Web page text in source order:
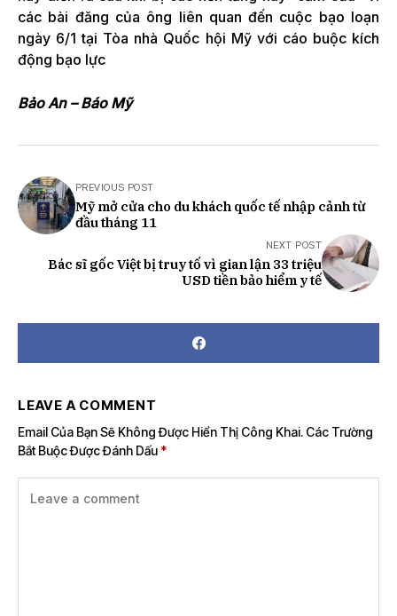
các bài đăng của ông liên quan đến cuộc bạo loạn
ngày 6/1 tại Tòa nhà Quốc hội Mỹ với cáo buộc kích
động bạo lực
Bảo An – Báo Mỹ
PREVIOUS POST
Mỹ mở cửa cho du khách quốc tế nhập cảnh từ
đầu tháng 11
NEXT POST
Bác sĩ gốc Việt bị truy tố vì gian lận 33 triệu
USD tiền bảo hiểm y tế
LEAVE A COMMENT
Email Của Bạn Sẽ Không Được Hiển Thị Công Khai. Các Trường
Bắt Buộc Được Đánh Dấu *